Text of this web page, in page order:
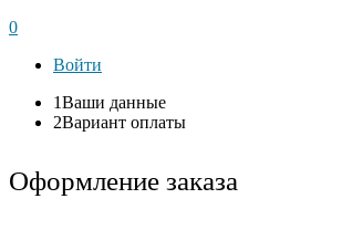
0
Войти
1Ваши данные
2Вариант оплаты
Оформление заказа